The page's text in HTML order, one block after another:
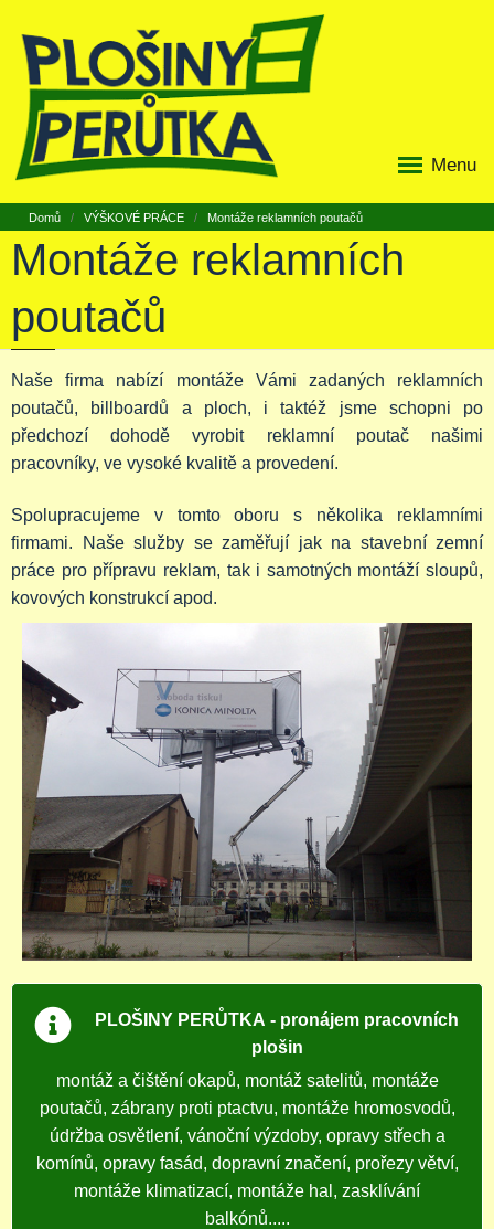
Menu
Domů VÝŠKOVÉ PRÁCE Montáže reklamních poutačů
Montáže reklamních
poutačů
Naše firma nabízí montáže Vámi zadaných reklamních
poutačů, billboardů a ploch, i taktéž jsme schopni po
předchozí dohodě vyrobit reklamní poutač našimi
pracovníky, ve vysoké kvalitě a provedení.
Spolupracujeme v tomto oboru s několika reklamními
firmami. Naše služby se zaměřují jak na stavební zemní
práce pro přípravu reklam, tak i samotných montáží sloupů,
kovových konstrukcí apod.
PLOŠINY PERŮTKA - pronájem pracovních
plošin
montáž a čištění okapů, montáž satelitů, montáže
poutačů, zábrany proti ptactvu, montáže hromosvodů,
údržba osvětlení, vánoční výzdoby, opravy střech a
komínů, opravy fasád, dopravní značení, prořezy větví,
montáže klimatizací, montáže hal, zasklívání
balkónů.....